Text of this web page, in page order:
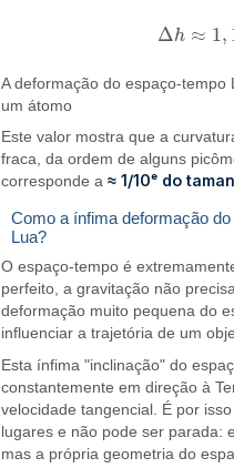
Δh ≈ 1,
Δh ≈1,
A deformação do espaço-
um átomo
Este valor mostra que a
fraca, da ordem de alguns
corresponde a≈ 1/10ᵉ do
Como a ínfima deformação
Lua?
O espaço-tempo é
perfeito, a gravitação não
deformação muito pequena do
influenciar a trajetória de um
Esta ínfima "inclinação" do
constantemente em direção à
velocidade tangencial. É por
lugares e não pode ser parada:
mas a própria geometria do